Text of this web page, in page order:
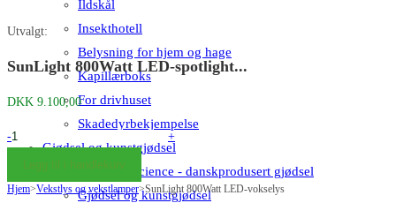
Ildskål
Insekthotell
Belysning for hjem og hage
Kapillærboks
For drivhuset
Skadedyrbekjempelse
Gjødsel og kunstgjødsel
Big Plant Science - danskprodusert gjødsel
Gjødsel og kunstgjødsel
Utvalgt:
SunLight 800Watt LED-spotlight...
DKK 9.100,00
SunLight
800Watt
LED
- +
Legg til i handlekurv
Hjem>Vekstlys og vekstlamper>SunLight 800Watt LED-vokselys